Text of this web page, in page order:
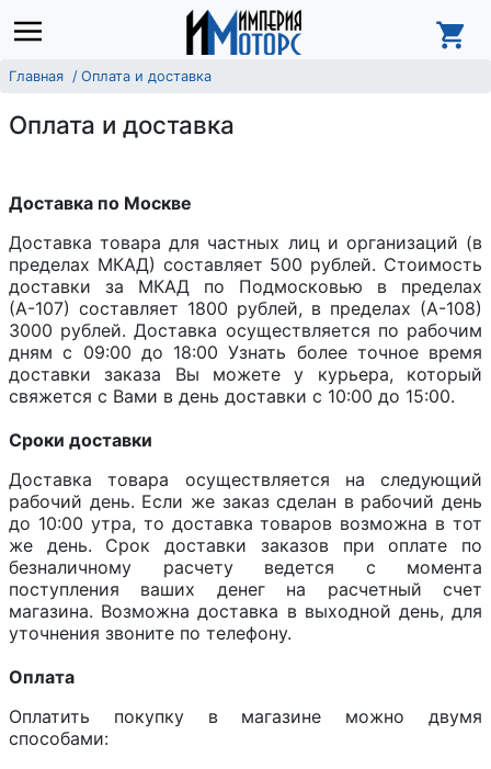
Главная Оплата и доставка
Оплата и доставка
Доставка по Москве
Доставка товара для частных лиц и организаций (в
пределах МКАД) составляет 500 рублей. Стоимость
доставки за МКАД по Подмосковью в пределах
(А-107) составляет 1800 рублей, в пределах (А-108)
3000 рублей. Доставка осуществляется по рабочим
дням с 09:00 до 18:00 Узнать более точное время
доставки заказа Вы можете у курьера, который
свяжется с Вами в день доставки с 10:00 до 15:00.
Сроки доставки
Доставка товара осуществляется на следующий
рабочий день. Если же заказ сделан в рабочий день
до 10:00 утра, то доставка товаров возможна в тот
же день. Срок доставки заказов при оплате по
безналичному расчету ведется с момента
поступления ваших денег на расчетный счет
магазина. Возможна доставка в выходной день, для
уточнения звоните по телефону.
Оплата
Оплатить покупку в магазине можно двумя
способами: